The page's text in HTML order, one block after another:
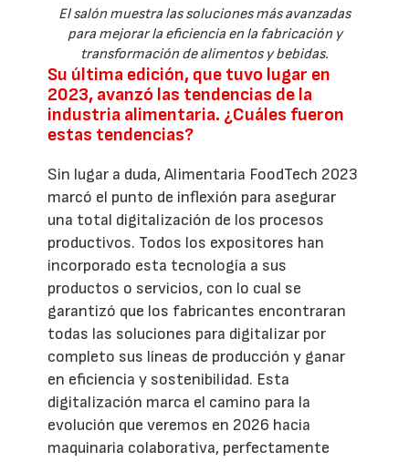
El salón muestra las soluciones más avanzadas
para mejorar la eficiencia en la fabricación y
transformación de alimentos y bebidas.
Su última edición, que tuvo lugar en
2023, avanzó las tendencias de la
industria alimentaria. ¿Cuáles fueron
estas tendencias?
Sin lugar a duda, Alimentaria FoodTech 2023
marcó el punto de inflexión para asegurar
una total digitalización de los procesos
productivos. Todos los expositores han
incorporado esta tecnología a sus
productos o servicios, con lo cual se
garantizó que los fabricantes encontraran
todas las soluciones para digitalizar por
completo sus líneas de producción y ganar
en eficiencia y sostenibilidad. Esta
digitalización marca el camino para la
evolución que veremos en 2026 hacia
maquinaria colaborativa, perfectamente